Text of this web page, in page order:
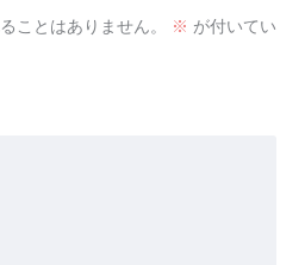
ことはありません。 ※ が付いてい